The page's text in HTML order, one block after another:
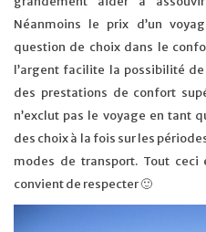
Néanmoins le prix d’un
question de choix dans le
l’argent facilite la possibilité
des prestations de confort
n’exclut pas le voyage en tant
des choix à la fois sur les
modes de transport. Tout ceci
convient de respecter 🙂